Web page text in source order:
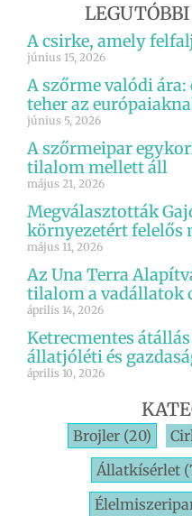
A csirke, amely
június 15, 2026
A szőrme valódi
teher az
június 5, 2026
A szőrmeipar
tilalom mellett áll
május 21, 2026
Megválasztották
környezetért felelős
május 11, 2026
Az Una Terra
tilalom a vadállatok
április 14, 2026
Ketrecmentes
állatjóléti és
április 10, 2026
Brojler (20)
Állatkísérlet